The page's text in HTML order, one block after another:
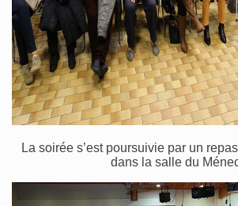
La soirée s’est poursuivie par un
dans la salle du